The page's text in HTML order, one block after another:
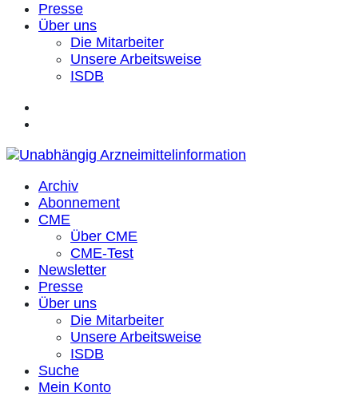
Presse
Über uns
Die Mitarbeiter
Unsere Arbeitsweise
ISDB
Archiv
Abonnement
CME
Über CME
CME-Test
Newsletter
Presse
Über uns
Die Mitarbeiter
Unsere Arbeitsweise
ISDB
Suche
Mein Konto